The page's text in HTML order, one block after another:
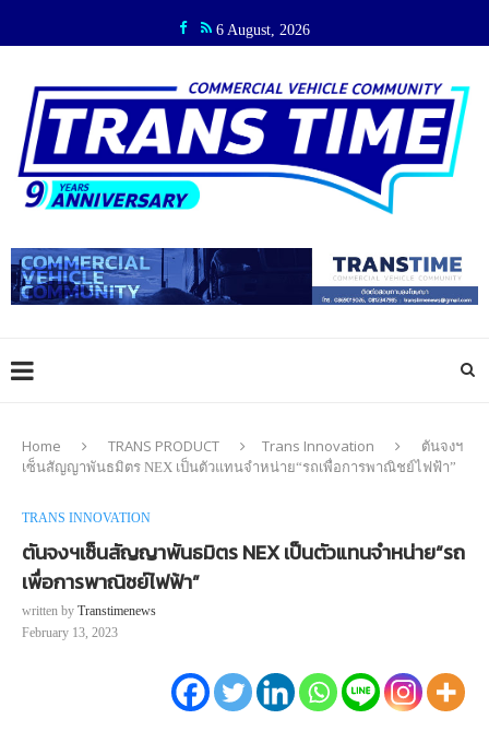
6 August, 2026
Home TRANS PRODUCT Trans Innovation
ตันจงฯ
เซ็นสัญญาพันธมิตร NEX เป็นตัวแทนจำหน่าย“รถเพื่อการพาณิชย์ไฟฟ้า”
TRANS INNOVATION
ตันจงฯเซ็นสัญญาพันธมิตร NEX เป็นตัวแทนจำหน่าย“รถ
เพื่อการพาณิชย์ไฟฟ้า”
written by Transtimenews
February 13, 2023